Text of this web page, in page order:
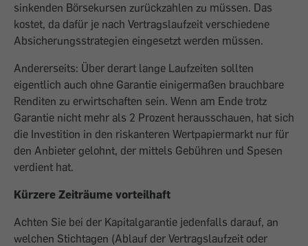
sinkenden Börsekursen zurückzahlen zu müssen. Das
kostet, da dafür je nach Vertragslaufzeit verschiedene
Absicherungsstrategien eingesetzt werden müssen.
Andererseits: Über derart lange Laufzeiten sollten
eigentlich auch ohne Garantie einigermaßen brauchbare
Renditen zu erwirtschaften sein. Wenn am Ende trotz
Garantie nicht mehr als 2 Prozent herausschauen, hat sich
die Investition in den riskanteren Wertpapiermarkt nur für
den Anbieter gelohnt, der mittels Gebühren und Spesen
verdient hat.
Kürzere Zeiträume vorteilhaft
Achten Sie bei der Kapitalgarantie jedenfalls darauf, an
welchen Stichtagen (Ablauf der Vertragslaufzeit oder